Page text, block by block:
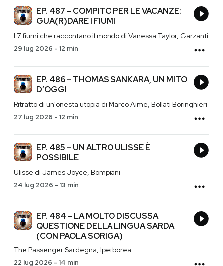
EP. 487 – COMPITO PER LE VACANZE:
GUA(R)DARE I FIUMI
I 7 fiumi che raccontano il mondo di Vanessa Taylor, Garzanti
29 lug 2026 - 12 min
EP. 486 – THOMAS SANKARA, UN MITO
D’OGGI
Ritratto di un'onesta utopia di Marco Aime, Bollati Boringhieri
27 lug 2026 - 12 min
EP. 485 – UN ALTRO ULISSE È
POSSIBILE
Ulisse di James Joyce, Bompiani
24 lug 2026 - 13 min
EP. 484 – LA MOLTO DISCUSSA
QUESTIONE DELLA LINGUA SARDA
(CON PAOLA SORIGA)
The Passenger Sardegna, Iperborea
22 lug 2026 - 14 min